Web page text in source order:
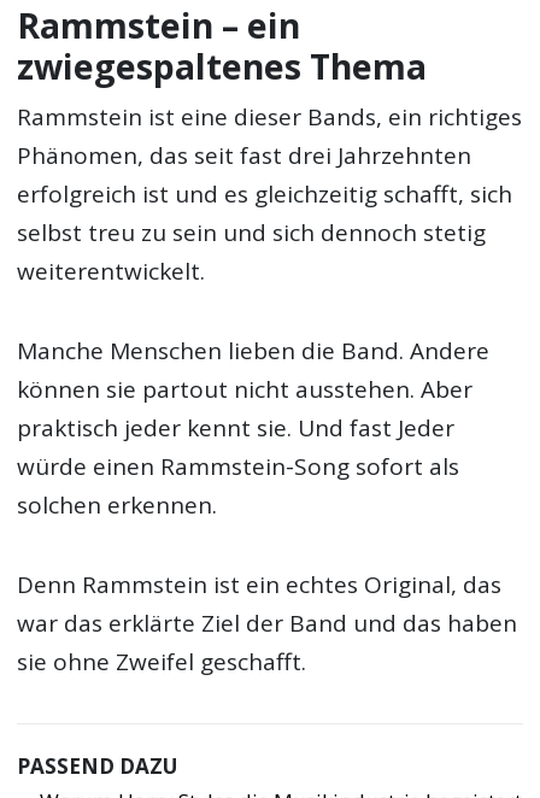
Rammstein – ein
zwiegespaltenes Thema
Rammstein ist eine dieser Bands, ein richtiges
Phänomen, das seit fast drei Jahrzehnten
erfolgreich ist und es gleichzeitig schafft, sich
selbst treu zu sein und sich dennoch stetig
weiterentwickelt.
Manche Menschen lieben die Band. Andere
können sie partout nicht ausstehen. Aber
praktisch jeder kennt sie. Und fast Jeder
würde einen Rammstein-Song sofort als
solchen erkennen.
Denn Rammstein ist ein echtes Original, das
war das erklärte Ziel der Band und das haben
sie ohne Zweifel geschafft.
PASSEND DAZU